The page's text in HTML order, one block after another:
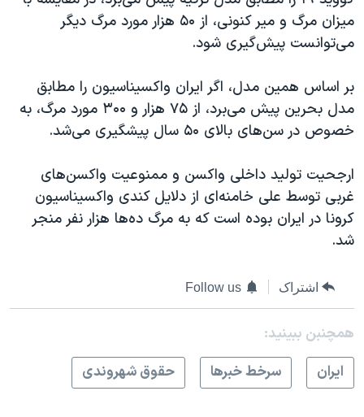
میزان مرگ و میر کنونی، از ۵۰ هزار مورد مرگ دیگر
می‌توانست پیش‌گیری شود.
بر اساس همین مدل، اگر ایران واکسیناسیون را مطابق
مدل بحرین پیش می‌برد، از ۷۵ هزار و ۳۰۰ مورد مرگ، به
خصوص در سن‌های بالای ۵۰ سال پیشگیری می‌شد.
ارجحیت تولید داخلی واکسن و ممنوعیت واکسن‌های
غربی توسط علی خامنه‌ای از دلایل کندی واکسیناسیون
کرونا در ایران بوده است که به مرگ ده‌ها هزار نفر منجر
شد.
اشتراک Follow us
همچنبن ببینید:
ايران
سرخط خبرها حقوق شهروندی